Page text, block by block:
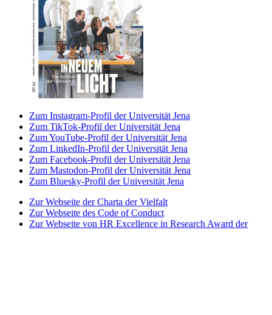
Zum Instagram-Profil der Universität Jena
Zum TikTok-Profil der Universität Jena
Zum YouTube-Profil der Universität Jena
Zum LinkedIn-Profil der Universität Jena
Zum Facebook-Profil der Universität Jena
Zum Mastodon-Profil der Universität Jena
Zum Bluesky-Profil der Universität Jena
Zur Webseite der Charta der Vielfalt
Zur Webseite des Code of Conduct
Zur Webseite von HR Excellence in Research Award der